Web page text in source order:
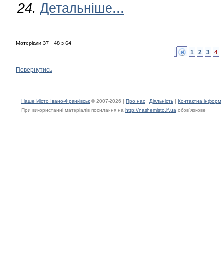
24. Детальніше...
Матеріали 37 - 48 з 64
1 2 3 4
Повернутись
Наше Місто Івано-Франківськ © 2007-2026 | Про нас | Діяльність | Контактна
При використанні матеріалів посилання на http://nashemisto.if.ua обов`язкове